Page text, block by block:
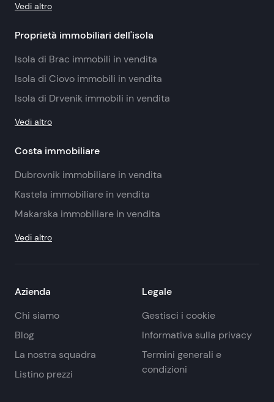
Vedi altro
Proprietà immobiliari dell'isola
Isola di Brac immobili in vendita
Isola di Ciovo immobili in vendita
Isola di Drvenik immobili in vendita
Vedi altro
Costa immobiliare
Dubrovnik immobiliare in vendita
Kastela immobiliare in vendita
Makarska immobiliare in vendita
Vedi altro
Azienda
Chi siamo
Blog
La nostra squadra
Listino prezzi
Legale
Gestisci i cookie
Informativa sulla privacy
Termini generali e
condizioni